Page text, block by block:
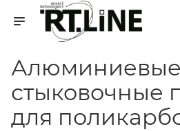
Алюминиевые
стыковочные
для